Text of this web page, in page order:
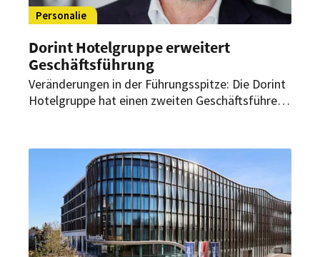
Personalie
Dorint Hotelgruppe erweitert
Geschäftsführung
Veränderungen in der Führungsspitze: Die Dorint
Hotelgruppe hat einen zweiten Geschäftsführer
und Expansion des Unternehmens vorantreiben.